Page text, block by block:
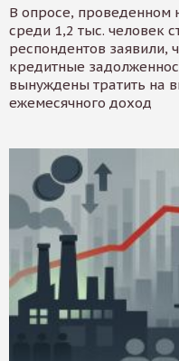
В опросе, проведенном
среди 1,2 тыс. человек
респондентов заявили,
кредитные
вынуждены тратить на
ежемесячного доход